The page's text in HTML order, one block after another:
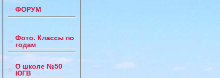
ФОРУМ
Фото. Классы по
годам
О школе №50
ЮГВ